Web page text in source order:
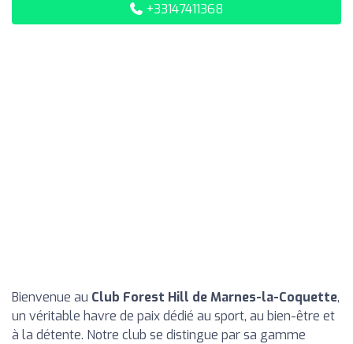
+33147411368
Bienvenue au Club Forest Hill de Marnes-la-Coquette,
un véritable havre de paix dédié au sport, au bien-être et
à la détente. Notre club se distingue par sa gamme